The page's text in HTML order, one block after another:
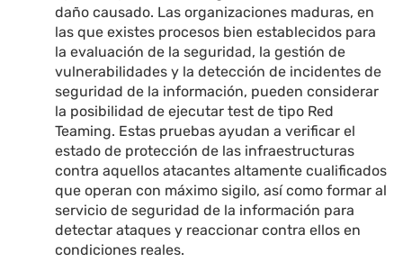
daño causado. Las organizaciones maduras, en
las que existes procesos bien establecidos para
la evaluación de la seguridad, la gestión de
vulnerabilidades y la detección de incidentes de
seguridad de la información, pueden considerar
la posibilidad de ejecutar test de tipo Red
Teaming. Estas pruebas ayudan a verificar el
estado de protección de las infraestructuras
contra aquellos atacantes altamente cualificados
que operan con máximo sigilo, así como formar al
servicio de seguridad de la información para
detectar ataques y reaccionar contra ellos en
condiciones reales.